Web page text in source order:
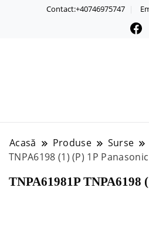
Contact:+40746975747
Acasă Produse Surse
TNPA6198 (1) (P) 1P Panasonic
TNPA61981P TNPA6198